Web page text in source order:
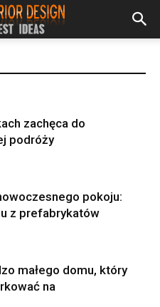
zachęca do
podróży
pokoju:
z prefabrykatów
małego domu, który
na